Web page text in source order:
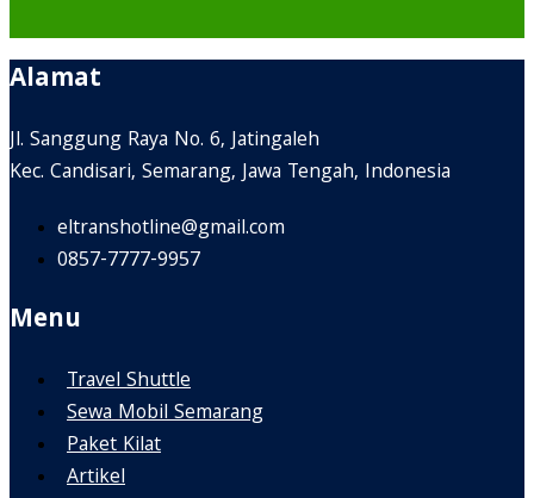
Alamat
Jl. Sanggung Raya No. 6, Jatingaleh
Kec. Candisari, Semarang, Jawa Tengah, Indonesia
eltranshotline@gmail.com
0857-7777-9957
Menu
Travel Shuttle
Sewa Mobil Semarang
Paket Kilat
Artikel